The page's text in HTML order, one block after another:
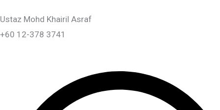
Ustaz Mohd Khairil Asraf
+60 12-378 3741